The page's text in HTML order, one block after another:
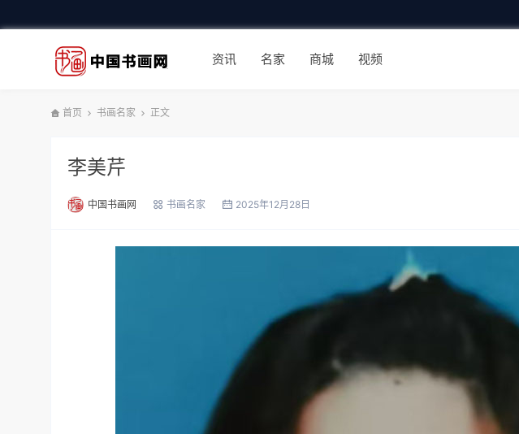
资讯 名家 商城 视频
首页 书画名家 正文
李美芹
中国书画网 书画名家 2025年12月28日